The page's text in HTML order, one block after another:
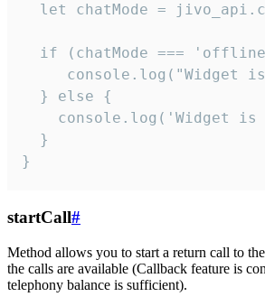
let chatMode =
if (chatMode ===
console.log("Widget
  } else {
console.log('Widget is
  }
}
startCall#
Method allows you to start a return call to
the calls are available (Callback feature is
telephony balance is sufficient).